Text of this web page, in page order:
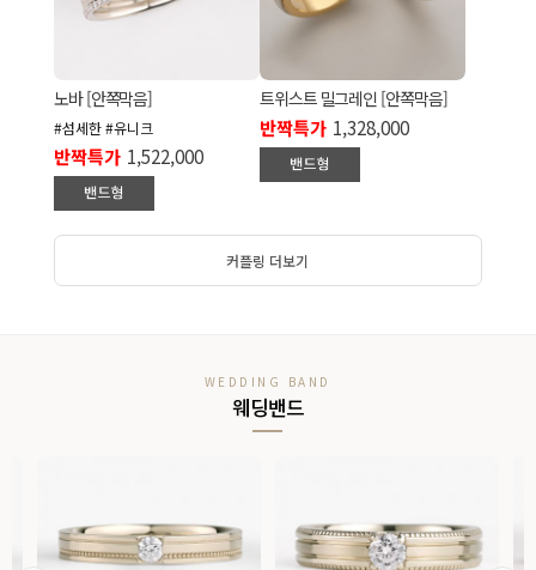
노바 [안쪽막음]
#섬세한 #유니크
반짝특가 1,522,000
트위스트 밀그레인 [안쪽막음]
반짝특가 1,328,000
커플링 더보기
WEDDING BAND
웨딩밴드